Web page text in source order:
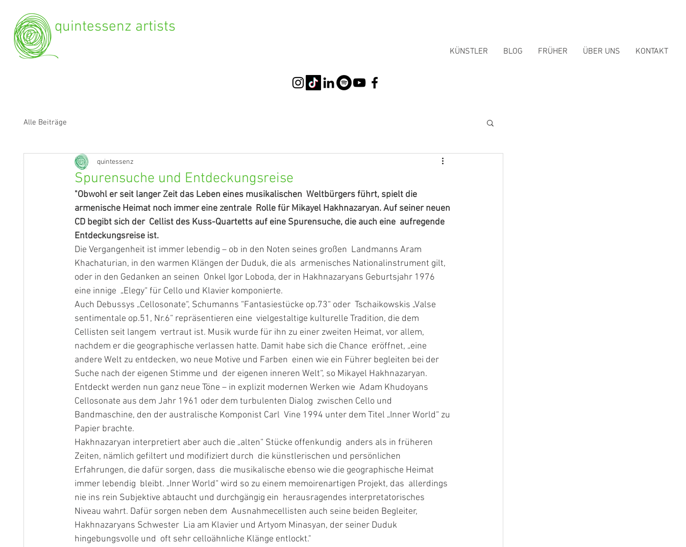
quintessenz artists
KÜNSTLER BLOG FRÜHER ÜBER UNS KONTAKT
Alle Beiträge
Spurensuche und Entdeckungsreise
quintessenz
"Obwohl er seit langer Zeit das Leben eines musikalischen  Weltbürgers führt, spielt die
armenische Heimat noch immer eine zentrale  Rolle für Mikayel Hakhnazaryan. Auf seiner neuen
CD begibt sich der  Cellist des Kuss-Quartetts auf eine Spurensuche, die auch eine  aufregende
Entdeckungsreise ist.
Die Vergangenheit ist immer lebendig – ob in den Noten seines großen  Landmanns Aram
Khachaturian, in den warmen Klängen der Duduk, die als  armenisches Nationalinstrument gilt,
oder in den Gedanken an seinen  Onkel Igor Loboda, der in Hakhnazaryans Geburtsjahr 1976
eine innige  „Elegy“ für Cello und Klavier komponierte.
Auch Debussys „Cellosonate“, Schumanns “Fantasiestücke op.73“ oder  Tschaikowskis „Valse
sentimentale op.51, Nr.6“ repräsentieren eine  vielgestaltige kulturelle Tradition, die dem
Cellisten seit langem  vertraut ist. Musik wurde für ihn zu einer zweiten Heimat, vor allem,
nachdem er die geographische verlassen hatte. Damit habe sich die Chance  eröffnet, „eine
andere Welt zu entdecken, wo neue Motive und Farben  einen wie ein Führer begleiten bei der
Suche nach der eigenen Stimme und  der eigenen inneren Welt“, so Mikayel Hakhnazaryan.
Entdeckt werden nun ganz neue Töne – in explizit modernen Werken wie  Adam Khudoyans
Cellosonate aus dem Jahr 1961 oder dem turbulenten Dialog  zwischen Cello und
Bandmaschine, den der australische Komponist Carl  Vine 1994 unter dem Titel „Inner World“ zu
Papier brachte.
Hakhnazaryan interpretiert aber auch die „alten“ Stücke offenkundig  anders als in früheren
Zeiten, nämlich gefiltert und modifiziert durch  die künstlerischen und persönlichen
Erfahrungen, die dafür sorgen, dass  die musikalische ebenso wie die geographische Heimat
immer lebendig  bleibt. „Inner World“ wird so zu einem memoirenartigen Projekt, das  allerdings
nie ins rein Subjektive abtaucht und durchgängig ein  herausragendes interpretatorisches
Niveau wahrt. Dafür sorgen neben dem  Ausnahmecellisten auch seine beiden Begleiter,
Hakhnazaryans Schwester  Lia am Klavier und Artyom Minasyan, der seiner Duduk
hingebungsvolle und  oft sehr celloähnliche Klänge entlockt."